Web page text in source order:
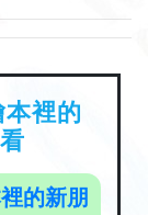
裡的
的新朋